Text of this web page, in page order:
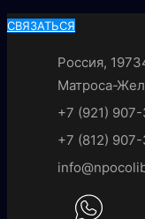
СВЯЗАТЬСЯ
Россия,
Матроса-
+7 (921)
+7 (812)